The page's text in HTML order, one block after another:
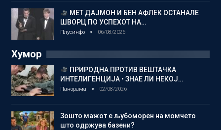
МЕТ ДАЈМОН И БЕН АФЛЕК ОСТАНАЛЕ
ШВОРЦ ПО УСПЕХОТ НА…
Плусинфо 06/08/2026
Хумор
ПРИРОДНА ПРОТИВ ВЕШТАЧКА
ИНТЕЛИГЕНЦИЈА • ЗНАЕ ЛИ НЕКОЈ…
Панорама 02/08/2026
Зошто мажот е љубоморен на момчето
што одржува базени?